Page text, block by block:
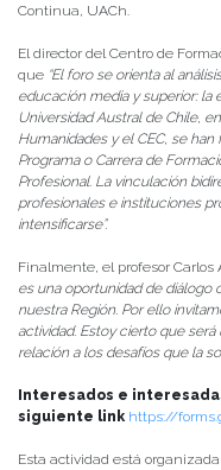
Continua, UACh.
El director del Centro de
que “El foro se orienta al
educación media y superior: la
Universidad Austral de Chile,
Humanidades y el CEC, se
Programa o Carrera de
Profesional. La vinculación
profesionales e instituciones
intensificarse”.
Finalmente, el profesor
es una oportunidad de diálogo
nuestra Región. Por ello
actividad. Estoy cierto que
relación a los desafíos que la
Interesados e
siguiente link https://
Esta actividad está